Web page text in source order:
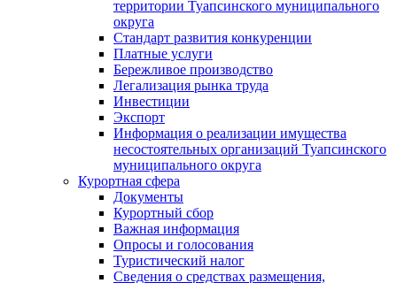
территории Туапсинского муниципального
округа
Стандарт развития конкуренции
Платные услуги
Бережливое производство
Легализация рынка труда
Инвестиции
Экспорт
Информация о реализации имущества
несостоятельных организаций Туапсинского
муниципального округа
Курортная сфера
Документы
Курортный сбор
Важная информация
Опросы и голосования
Туристический налог
Сведения о средствах размещения,